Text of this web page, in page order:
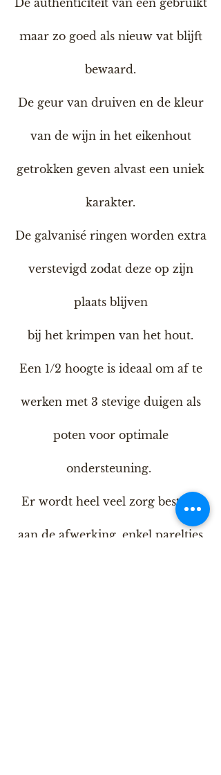
De authenticiteit van een gebruikt
maar zo goed als nieuw vat blijft
bewaard.
De geur van druiven en de kleur
van de wijn in het eikenhout
getrokken geven alvast een uniek
karakter.
De galvanisé ringen worden extra
verstevigd zodat deze op zijn
plaats blijven
bij het krimpen van het hout.
Een 1/2 hoogte is ideaal om af te
werken met 3 stevige duigen als
poten voor optimale
ondersteuning.
Er wordt heel veel zorg besteed
aan de afwerking, enkel pareltjes